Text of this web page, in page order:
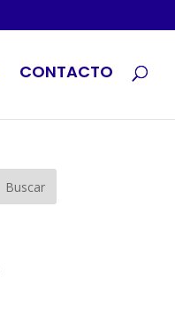
CONTACTO